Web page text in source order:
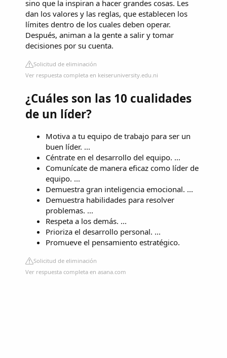
sino que la inspiran a hacer grandes cosas. Les
dan los valores y las reglas, que establecen los
límites dentro de los cuales deben operar.
Después, animan a la gente a salir y tomar
decisiones por su cuenta.
Solicitud de eliminación
Ver respuesta completa en keiseruniversity.edu.ni
¿Cuáles son las 10 cualidades
de un líder?
Motiva a tu equipo de trabajo para ser un
buen líder. ...
Céntrate en el desarrollo del equipo. ...
Comunícate de manera eficaz como líder de
equipo. ...
Demuestra gran inteligencia emocional. ...
Demuestra habilidades para resolver
problemas. ...
Respeta a los demás. ...
Prioriza el desarrollo personal. ...
Promueve el pensamiento estratégico.
Solicitud de eliminación
Ver respuesta completa en asana.com